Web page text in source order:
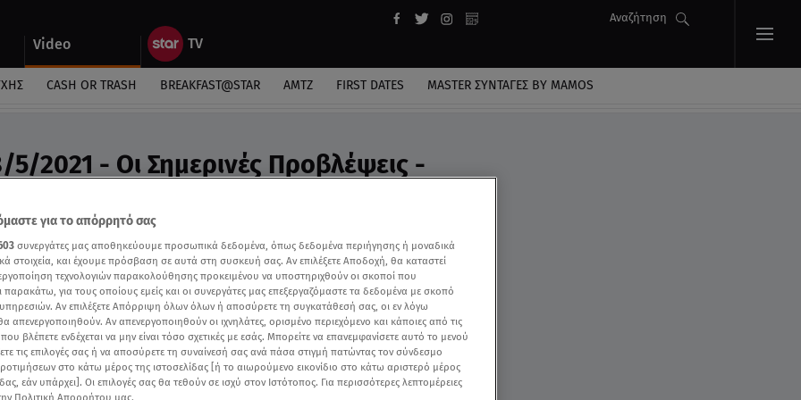
Video
Αναζήτηση
CASH OR TRASH BREAKFAST@STAR ΑΜΤΖ FIRST DATES MASTER ΣΥΝΤΑΓΈΣ BY MAMOS
5/2021 - Οι Σημερινές Προβλέψεις -
Άσης Μπήλιου στη «Φωλιά των Κου Κου»
για το απόρρητό σας
συνεργάτες μας αποθηκεύουμε προσωπικά δεδομένα, όπως δεδομένα περιήγησης ή μοναδικά
στοιχεία, και έχουμε πρόσβαση σε αυτά στη συσκευή σας. Αν επιλέξετε Αποδοχή, θα καταστεί
τεχνολογιών παρακολούθησης προκειμένου να υποστηριχθούν οι σκοποί που
παρακάτω, για τους οποίους εμείς και οι συνεργάτες μας επεξεργαζόμαστε τα δεδομένα με σκοπό
Αν επιλέξετε Απόρριψη όλων όλων ή αποσύρετε τη συγκατάθεσή σας, οι εν λόγω
απενεργοποιηθούν. Αν απενεργοποιηθούν οι ιχνηλάτες, ορισμένο περιεχόμενο και κάποιες από τις
βλέπετε ενδέχεται να μην είναι τόσο σχετικές με εσάς. Μπορείτε να επανεμφανίσετε αυτό το μενού
τις επιλογές σας ή να αποσύρετε τη συναίνεσή σας ανά πάσα στιγμή πατώντας τον σύνδεσμο
στο κάτω μέρος της ιστοσελίδας [ή το αιωρούμενο εικονίδιο στο κάτω αριστερό μέρος
εάν υπάρχει]. Οι επιλογές σας θα τεθούν σε ισχύ στον Ιστότοπος. Για περισσότερες λεπτομέρειες
Πολιτική Απορρήτου μας.